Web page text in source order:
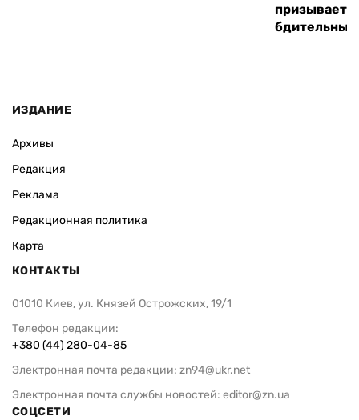
призывает
ИЗДАНИЕ
Архивы
Редакция
Реклама
Редакционная политика
Карта
КОНТАКТЫ
01010 Киев, ул. Князей Острожских, 19/1
Телефон редакции:
+380 (44) 280-04-85
Электронная почта редакции: zn94@ukr.net
Электронная почта службы новостей: editor@zn.ua
СОЦСЕТИ